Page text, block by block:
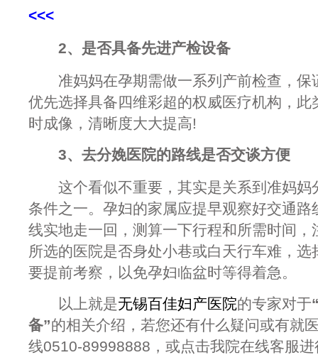
<<<
2、是否具备先进产检设备
准妈妈在孕期需做一系列产前检查，保
优先选择具备四维彩超的权威医疗机构，此
时成像，清晰度大大提高!
3、去分娩医院的路线是否交谈方便
这个看似不重要，其实是关系到准妈妈
条件之一。孕妇的家属应提早观察好交通路
线实地走一回，测算一下行程和所需时间，
所选的医院是否身处小巷或白天行车难，选
要提前考察，以免孕妇临盆时等得着急。
以上就是无锡百佳妇产医院的专家对于
备”的相关介绍，若您还有什么疑问或有就
线0510-89998888，或点击我院在线客服